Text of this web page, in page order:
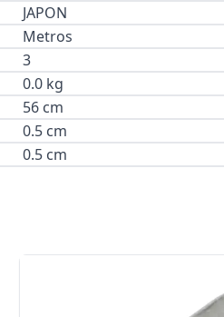
JAPON
Metros
3
0.0 kg
56 cm
0.5 cm
0.5 cm